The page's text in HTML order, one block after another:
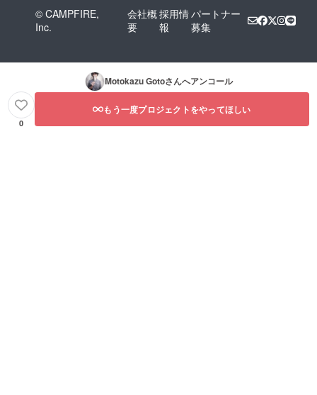
© CAMPFIRE,
Inc.
会社概
要
採用情
報
パートナー
募集
Motokazu Gotoさんへアンコール
0
もう一度プロジェクトをやってほしい